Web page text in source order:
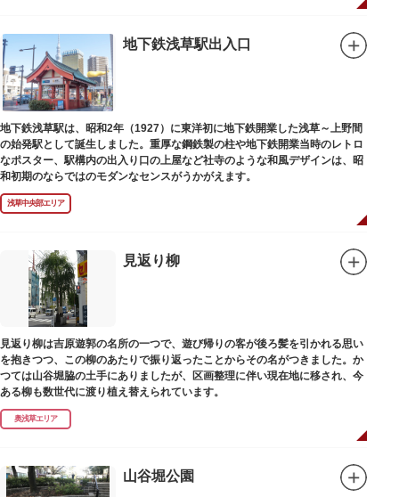
後これまた好きなタイミングで、おいしい食事をいただき、心も体も整えて
日々の生活を支えてくれる空間です。
地下鉄浅草駅出入口
地下鉄浅草駅は、昭和2年（1927）に東洋初に地下鉄開業した浅草～上野間
の始発駅として誕生しました。重厚な鋼鉄製の柱や地下鉄開業当時のレトロ
なポスター、駅構内の出入り口の上屋など社寺のような和風デザインは、昭
和初期のならではのモダンなセンスがうかがえます。
浅草中央部エリア
見返り柳
見返り柳は吉原遊郭の名所の一つで、遊び帰りの客が後ろ髪を引かれる思い
を抱きつつ、この柳のあたりで振り返ったことからその名がつきました。か
つては山谷堀脇の土手にありましたが、区画整理に伴い現在地に移され、今
ある柳も数世代に渡り植え替えられています。
奥浅草エリア
山谷堀公園